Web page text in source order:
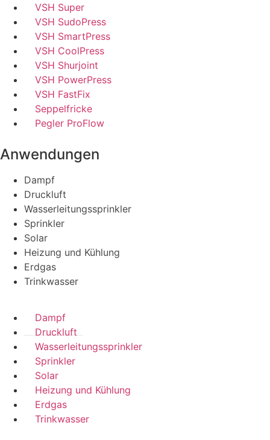
VSH Super
VSH SudoPress
VSH SmartPress
VSH CoolPress
VSH Shurjoint
VSH PowerPress
VSH FastFix
Seppelfricke
Pegler ProFlow
Anwendungen
Dampf
Druckluft
Wasserleitungssprinkler
Sprinkler
Solar
Heizung und Kühlung
Erdgas
Trinkwasser
Dampf
Druckluft
Wasserleitungssprinkler
Sprinkler
Solar
Heizung und Kühlung
Erdgas
Trinkwasser